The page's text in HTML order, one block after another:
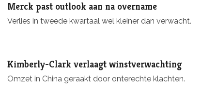
Merck past outlook aan na overname
Verlies in tweede kwartaal wel kleiner dan verwacht.
Kimberly-Clark verlaagt winstverwachting
Om­zet in China geraakt door onterechte klachten.